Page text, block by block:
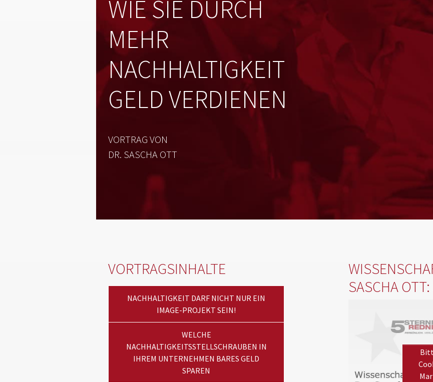
WIE SIE DURCH
MEHR
NACHHALTIGKEIT
GELD VERDIENEN
VORTRAG VON
DR. SASCHA OTT
VORTRAGSINHALTE
NACHHALTIGKEIT DARF NICHT NUR EIN
IMAGE-PROJEKT SEIN!
WELCHE
NACHHALTIGKEITSSTELLSCHRAUBEN IN
IHREM UNTERNEHMEN BARES GELD
SPAREN
SASCHA